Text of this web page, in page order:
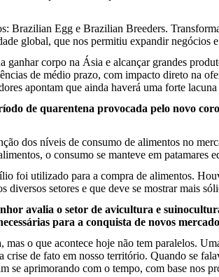
Brazilian Egg e Brazilian Breeders.
global, que nos permitiu expandir negócios e
corpo na Ásia e alcançar grandes
de médio prazo, com impacto direto na
apontam que ainda haverá uma forte
de quarentena provocada pelo novo
dos níveis de consumo de alimentos no
o consumo se manteve em patamares
foi utilizado para a compra de alimentos.
diversos setores e que deve se mostrar mais
avalia o setor de avicultura e
para a conquista de novos
o que acontece hoje não tem paralelos.
de fato em nosso território. Quando se
se aprimorando com o tempo, com base nos